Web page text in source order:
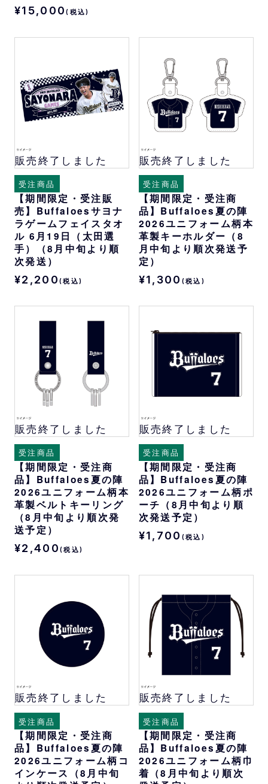
¥15,000(税込)
販売終了しました
受注商品
【期間限定・受注販
売】Buffaloesサヨナ
ラゲームフェイスタオ
ル 6月19日（太田選
手）（8月中旬より順
次発送）
¥2,200 (税込)
販売終了しました
受注商品
【期間限定・受注商
品】Buffaloes夏の陣
2026ユニフォーム柄本
革製キーホルダー（8
月中旬より順次発送予
定）
¥1,300 (税込)
販売終了しました
受注商品
【期間限定・受注商
品】Buffaloes夏の陣
2026ユニフォーム柄本
革製ベルトキーリング
（8月中旬より順次発
送予定）
¥2,400 (税込)
販売終了しました
受注商品
【期間限定・受注商
品】Buffaloes夏の陣
2026ユニフォーム柄ポ
ーチ（8月中旬より順
次発送予定）
¥1,700 (税込)
販売終了しました
受注商品
【期間限定・受注商
品】Buffaloes夏の陣
2026ユニフォーム柄コ
インケース（8月中旬
販売終了しました
受注商品
【期間限定・受注商
品】Buffaloes夏の陣
2026ユニフォーム柄巾
着（8月中旬より順次